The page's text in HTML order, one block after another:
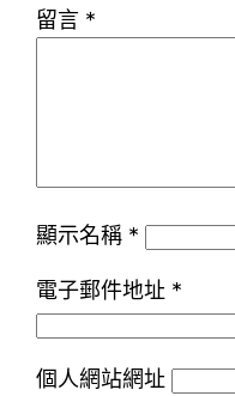
留言 *
顯示名稱 *
電子郵件地址 *
個人網站網址